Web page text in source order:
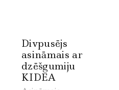
Divpusējs
asināmais ar
dzēšgumiju
KIDEA